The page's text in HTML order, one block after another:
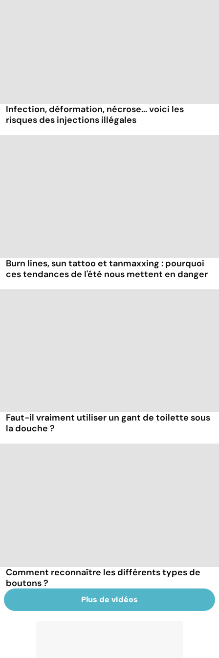
Infection, déformation, nécrose... voici les
risques des injections illégales
Burn lines, sun tattoo et tanmaxxing : pourquoi
ces tendances de l'été nous mettent en danger
Faut-il vraiment utiliser un gant de toilette sous
la douche ?
Comment reconnaître les différents types de
boutons ?
Plus de vidéos